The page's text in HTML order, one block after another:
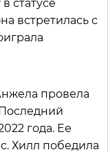
статусе
встретилась с
провела
года. Ее
Хилл победила